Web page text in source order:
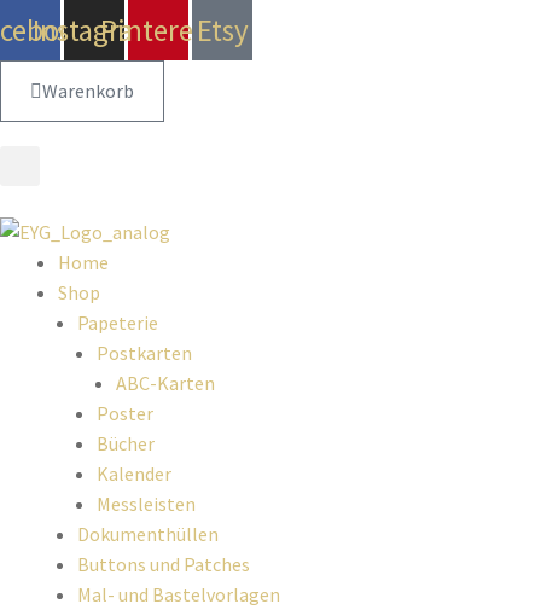
InstagramPinterestEtsy
Warenkorb
Home
Shop
Papeterie
Postkarten
ABC-Karten
Poster
Bücher
Kalender
Messleisten
Dokumenthüllen
Buttons und Patches
Mal- und Bastelvorlagen